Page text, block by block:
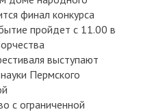
финал конкурса
пройдет с 11.00 в
выступают
Пермского
с ограниченной